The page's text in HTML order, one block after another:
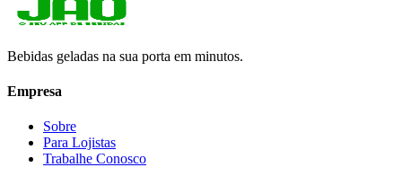
Bebidas geladas na sua porta em minutos.
Empresa
Sobre
Para Lojistas
Trabalhe Conosco